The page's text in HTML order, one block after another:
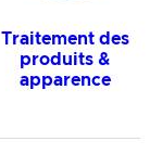
Traitement des
produits &
apparence